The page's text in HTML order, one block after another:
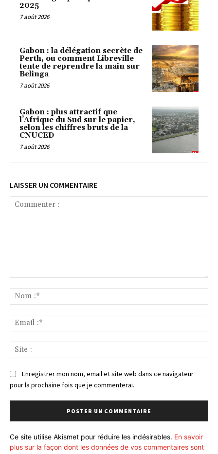
2025
7 août 2026
Gabon : la délégation secrète de
Perth, ou comment Libreville
tente de reprendre la main sur
Belinga
7 août 2026
Gabon : plus attractif que
l’Afrique du Sud sur le papier,
selon les chiffres bruts de la
CNUCED
7 août 2026
LAISSER UN COMMENTAIRE
:*
:*
:
Enregistrer mon nom, email et site web dans ce navigateur
pour la prochaine fois que je commenterai.
Ce site utilise Akismet pour réduire les indésirables. En savoir
plus sur la façon dont les données de vos commentaires sont